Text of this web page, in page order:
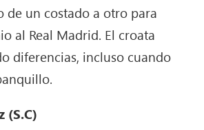
de un costado a otro para
al Real Madrid. El croata
diferencias, incluso cuando
(S.C)